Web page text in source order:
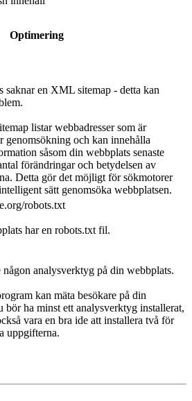
Optimering
saknar en XML sitemap - detta kan
listar webbadresser som är
genomsökning och kan innehålla
såsom din webbplats senaste
förändringar och betydelsen av
Detta gör det möjligt för sökmotorer
sätt genomsöka webbplatsen.
robots.txt
har en robots.txt fil.
analysverktyg på din webbplats.
kan mäta besökare på din
bör ha minst ett analysverktyg installerat,
vara en bra ide att installera två för
uppgifterna.